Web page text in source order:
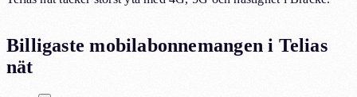
Billigaste mobilabonnemangen i Telias
nät